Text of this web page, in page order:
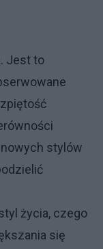
Jest to
stylów
życia, czego
się